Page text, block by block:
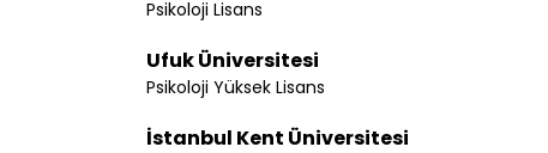
Psikoloji Lisans
Ufuk Üniversitesi
Psikoloji Yüksek Lisans
İstanbul Kent Üniversitesi